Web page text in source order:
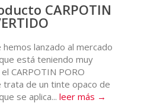
CARPOTIN
lanzado al mercado
está teniendo muy
CARPOTIN PORO
trata de un tinte opaco de
se aplica... leer más →